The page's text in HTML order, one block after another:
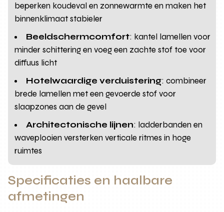
beperken koudeval en zonnewarmte en maken het
binnenklimaat stabieler
Beeldschermcomfort: kantel lamellen voor
minder schittering en voeg een zachte stof toe voor
diffuus licht
Hotelwaardige verduistering: combineer
brede lamellen met een gevoerde stof voor
slaapzones aan de gevel
Architectonische lijnen: ladderbanden en
waveplooien versterken verticale ritmes in hoge
ruimtes
Specificaties en haalbare
afmetingen